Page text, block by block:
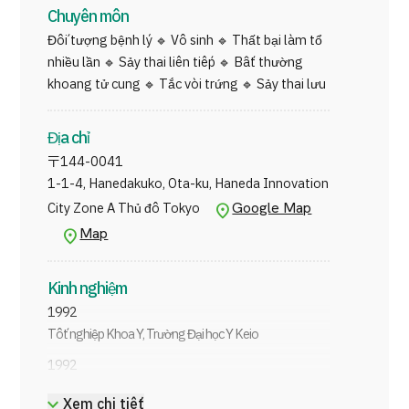
Quản trị JTB
Tiếng Nhật Tiếng Anh
Tiếng Trung Quốc
Tiếng Việt
Liên hệ
Sinh sản (Hiệp hội Y học Sinh sản Nhật Bản)
Bác sĩ chuyên khoa Di truyền lâm sàng (Hiệp
hội Di truyền học Người Nhật Bản)
Bác sĩ được chỉ định theo Luật Bảo vệ Thai
Chuyên môn
Đối tượng bệnh lý 🔹 Vô sinh 🔹 Thất bại làm tổ
nhiều lần 🔹 Sảy thai liên tiếp 🔹 Bất thường
khoang tử cung 🔹 Tắc vòi trứng 🔹 Sảy thai lưu
Địa chỉ
〒144-0041
1-1-4, Hanedakuko, Ota-ku, Haneda Innovation
City Zone A Thủ đô Tokyo
Google Map
Map
Kinh nghiệm
1992
Tốt nghiệp Khoa Y, Trường Đại học Y Keio
1992